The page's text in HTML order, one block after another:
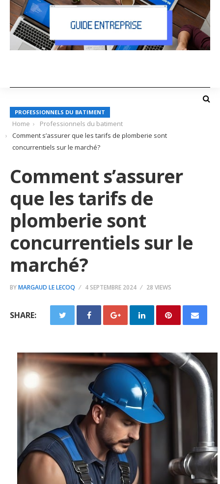
PROFESSIONNELS DU BATIMENT
Home
Professionnels du batiment
Comment s’assurer que les tarifs de plomberie sont
concurrentiels sur le marché?
Comment s’assurer
que les tarifs de
plomberie sont
concurrentiels sur le
marché?
BYMARGAUD LE LECOQ 4 SEPTEMBRE 2024 28 VIEWS
SHARE: